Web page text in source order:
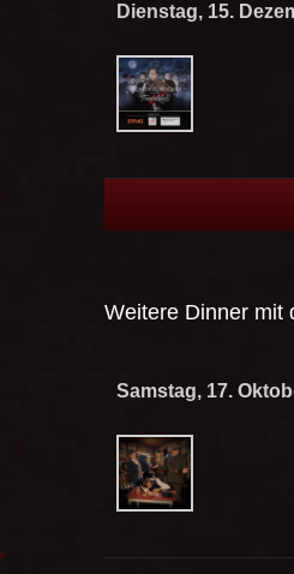
Dienstag, 15.
Weitere Dinner mit
Samstag, 17.